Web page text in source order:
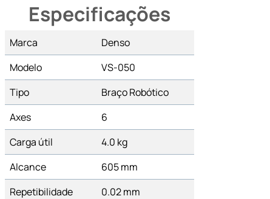
Especificações
Marca
Denso
Modelo
VS-050
Tipo
Braço Robótico
Axes
6
Carga útil
4.0 kg
Alcance
605 mm
Repetibilidade
0.02 mm